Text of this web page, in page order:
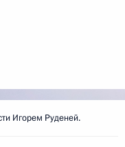
Игорем Руденей.